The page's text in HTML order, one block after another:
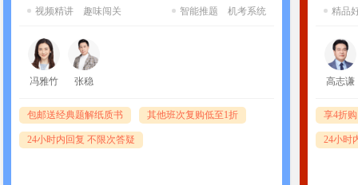
视频精讲 趣味闯关 智能推题 机考系统
冯雅竹 张稳
包邮送经典题解纸质书 其他班次复购低至1折
24小时内回复 不限次答疑
精品
高志谦
享4折
24小时